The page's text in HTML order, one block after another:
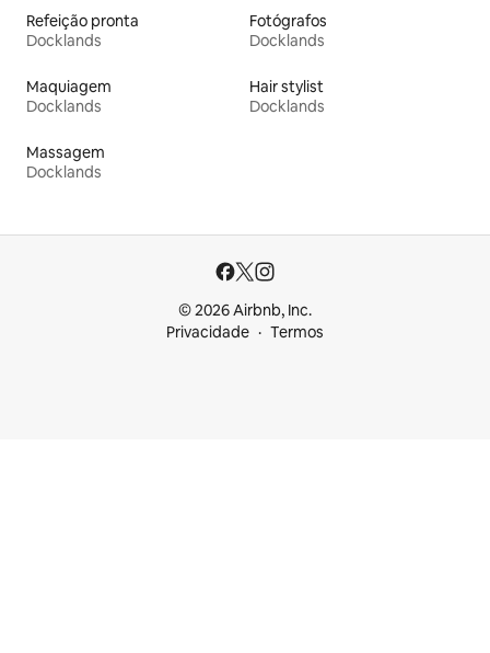
Refeição pronta
Docklands
Fotógrafos
Docklands
Maquiagem
Docklands
Hair stylist
Docklands
Massagem
Docklands
© 2026 Airbnb, Inc.
Privacidade
Termos